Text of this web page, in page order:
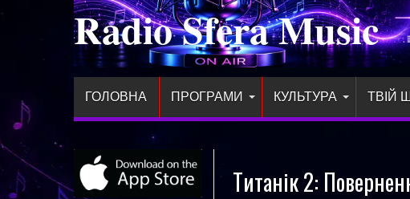
Radio Sfera Music
ГОЛОВНА ПРОГРАМИ КУЛЬТУРА ТВІЙ
Титанік 2: